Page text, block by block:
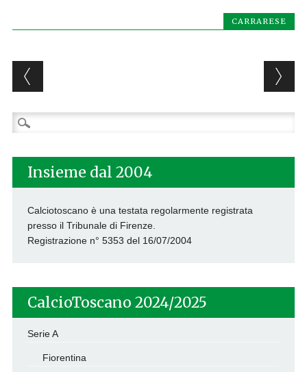
CARRARESE
Post navigation
Ricerca
per:
Insieme dal 2004
Calciotoscano è una testata regolarmente registrata
presso il Tribunale di Firenze.
Registrazione n° 5353 del 16/07/2004
CalcioToscano 2024/2025
Serie A
Fiorentina